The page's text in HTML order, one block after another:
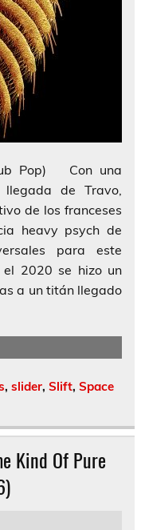
Pop) Con una
de Travo,
de los franceses
heavy psych de
para este
2020 se hizo un
a un titán llegado
, slider, Slift, Space
Kind Of Pure